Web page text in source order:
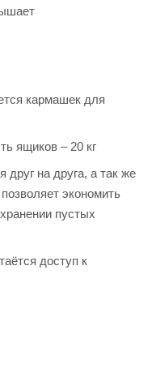
кармашек для
ящиков – 20 кг
на друга, а так же
экономить
пустых
доступ к